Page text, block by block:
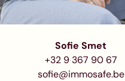
Sofie Smet
+32 9 367 90 67
sofie@immosafe.be